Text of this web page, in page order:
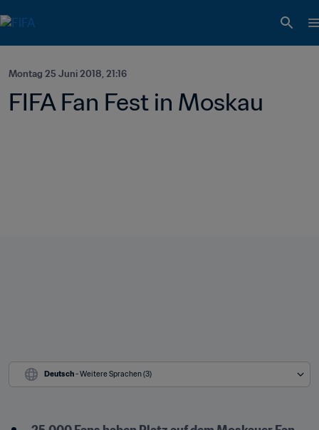
Montag 25 Juni 2018, 21:16
FIFA Fan Fest in Moskau
Deutsch - Weitere Sprachen (3)